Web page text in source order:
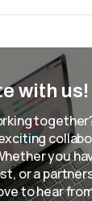
with us!
you
or a
to hear